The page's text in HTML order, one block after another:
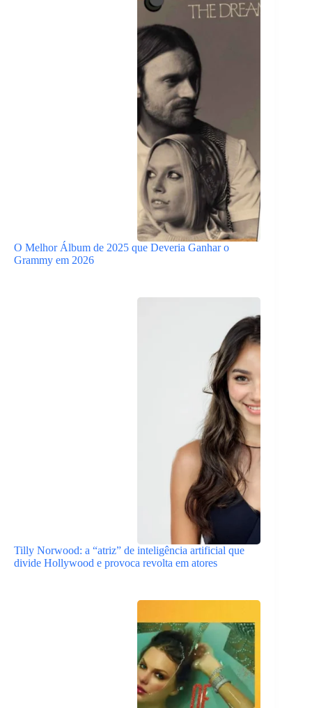
O Melhor Álbum de 2025 que Deveria Ganhar o
Grammy em 2026
Tilly Norwood: a “atriz” de inteligência artificial que
divide Hollywood e provoca revolta em atores